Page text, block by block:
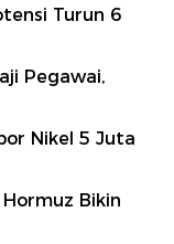
Turun 6
Pegawai,
Nikel 5 Juta
Bikin